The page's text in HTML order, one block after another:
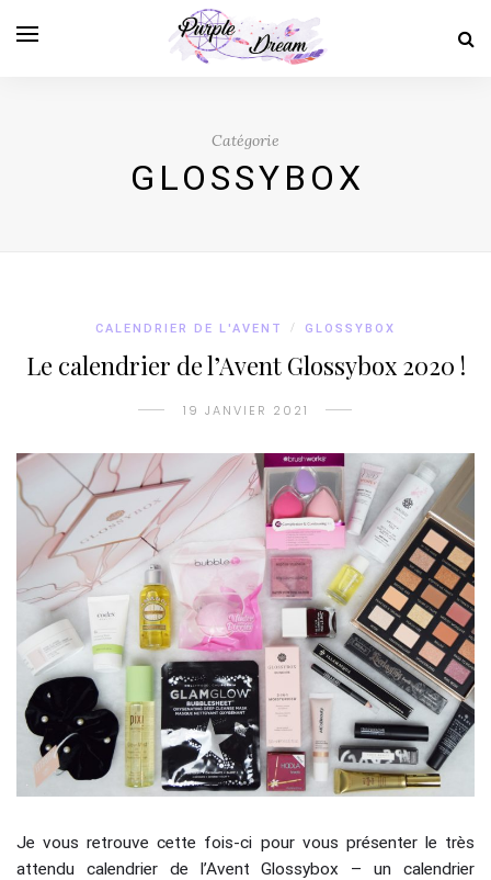
Catégorie
GLOSSYBOX
CALENDRIER DE L'AVENT / GLOSSYBOX
Le calendrier de l’Avent Glossybox 2020 !
19 JANVIER 2021
Je vous retrouve cette fois-ci pour vous présenter le très
attendu calendrier de l’Avent Glossybox – un calendrier